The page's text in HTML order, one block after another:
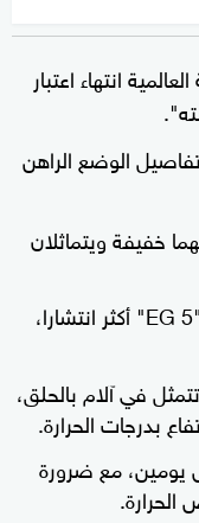
انتهاء اعتبار
الوضع الراهن
خفيفة ويتماثلان
الدراسات أثبتت أن المتحور الجديد "EG 5" أكثر انتشارا،
في آلام بالحلق،
بدرجات الحرارة.
يومين، مع ضرورة